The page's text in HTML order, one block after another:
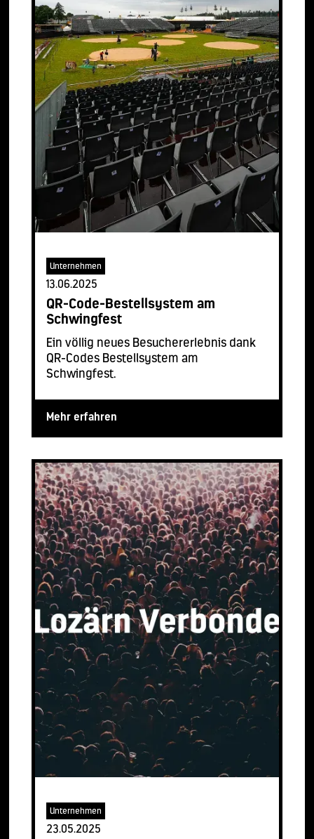
Unternehmen
13.06.2025
QR-Code-Bestellsystem am
Schwingfest
Ein völlig neues Besuchererlebnis dank
QR-Codes Bestellsystem am
Schwingfest.
Mehr erfahren
Unternehmen
23.05.2025